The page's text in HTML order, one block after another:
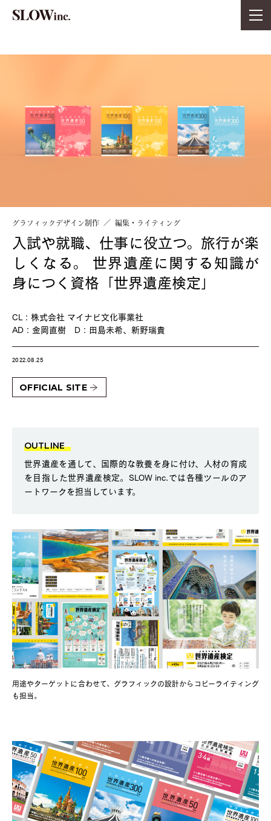
グラフィックデザイン制作 編集・ライティング
入試や就職、仕事に役立つ。旅行が楽
しくなる。
世界遺産に関する知識が
身につく資格「世界遺産検定」
CL：株式会社 マイナビ文化事業社
AD：金岡直樹 D：田島未希、新野瑞貴
2022.08.25
OFFICIAL SITE
OUTLINE
世界遺産を通して、国際的な教養を身に付け、人材の育成
を目指した世界遺産検定。SLOW inc.では各種ツールのア
ートワークを担当しています。
用途やターゲットに合わせて、グラフィックの設計からコピーライティング
も担当。